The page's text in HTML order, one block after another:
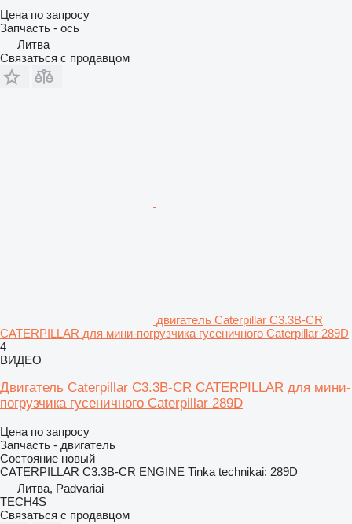
Цена по запросу
Запчасть - ось
Литва
Связаться с продавцом
двигатель Caterpillar C3.3B-CR
CATERPILLAR для мини-погрузчика гусеничного Caterpillar 289D
4
ВИДЕО
Двигатель Caterpillar C3.3B-CR CATERPILLAR для мини-
погрузчика гусеничного Caterpillar 289D
Цена по запросу
Запчасть - двигатель
Состояние новый
CATERPILLAR C3.3B-CR ENGINE Tinka technikai: 289D
Литва, Padvariai
TECH4S
Связаться с продавцом